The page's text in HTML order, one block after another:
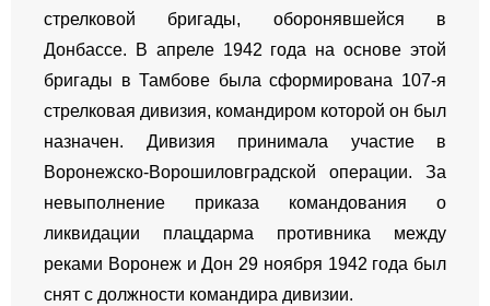
стрелковой бригады, оборонявшейся в
Донбассе. В апреле 1942 года на основе этой
бригады в Тамбове была сформирована 107-я
стрелковая дивизия, командиром которой он был
назначен. Дивизия принимала участие в
Воронежско-Ворошиловградской операции. За
невыполнение приказа командования о
ликвидации плацдарма противника между
реками Воронеж и Дон 29 ноября 1942 года был
снят с должности командира дивизии.